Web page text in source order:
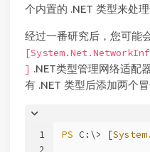
个内置的 .NET 类型来处理
经过一番研究后，您可能
] .NET类型管理网络适配
有 .NET 类型后添加两个
1
PS C:\> [